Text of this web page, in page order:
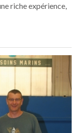
riche expérience,